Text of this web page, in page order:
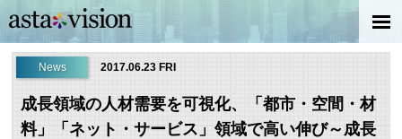
News 2017.06.23 FRI
成長領域の人材需要を可視化、「都市・空間・材
料」「ネット・サービス」領域で高い伸び～成長